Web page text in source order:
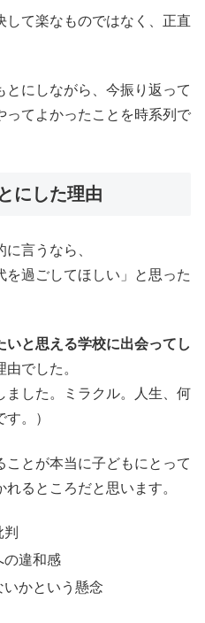
して楽なものではなく、正直
とにしながら、今振り返って
ってよかったことを時系列で
にした理由
言うなら、
を過ごしてほしい」と思った
いと思える学校に出会ってし
由でした。
ました。ミラクル。人生、何
。）
ことが本当に子どもにとって
るところだと思います。
の違和感
かという懸念